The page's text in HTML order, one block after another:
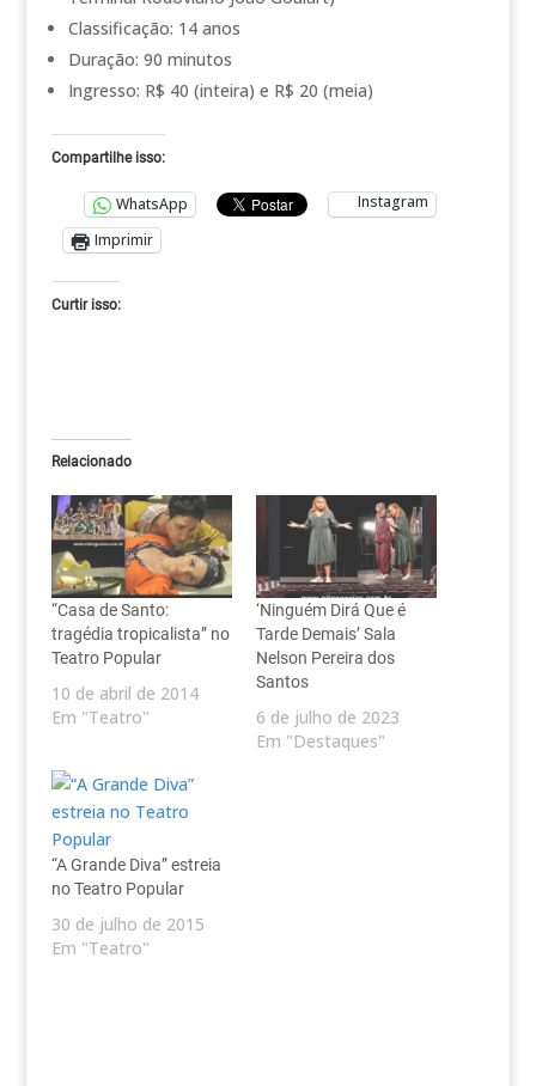
Classificação: 14 anos
Duração: 90 minutos
Ingresso: R$ 40 (inteira) e R$ 20 (meia)
Compartilhe isso:
WhatsApp
Instagram
Imprimir
Curtir isso:
Relacionado
“Casa de Santo:
tragédia tropicalista” no
Teatro Popular
10 de abril de 2014
Em "Teatro"
‘Ninguém Dirá Que é
Tarde Demais’ Sala
Nelson Pereira dos
Santos
6 de julho de 2023
Em "Destaques"
“A Grande Diva” estreia
no Teatro Popular
30 de julho de 2015
Em "Teatro"